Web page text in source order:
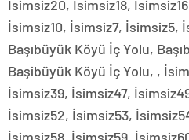
İsimsiz20, İsimsiz18,
İsimsiz10, İsimsiz7, İsimsiz5,
Başıbüyük Köyü İç Yolu,
Başibüyük Köyü İç Yolu, ,
İsimsiz39, İsimsiz47,
İsimsiz52, İsimsiz53,